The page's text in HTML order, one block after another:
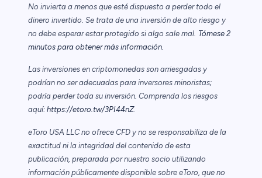
No invierta a menos que esté dispuesto a perder todo el
dinero invertido. Se trata de una inversión de alto riesgo y
no debe esperar estar protegido si algo sale mal. Tómese 2
minutos para obtener más información.
Las inversiones en criptomonedas son arriesgadas y
podrían no ser adecuadas para inversores minoristas;
podría perder toda su inversión. Comprenda los riesgos
aquí: https://etoro.tw/3PI44nZ.
eToro USA LLC no ofrece CFD y no se responsabiliza de la
exactitud ni la integridad del contenido de esta
publicación, preparada por nuestro socio utilizando
información públicamente disponible sobre eToro, que no